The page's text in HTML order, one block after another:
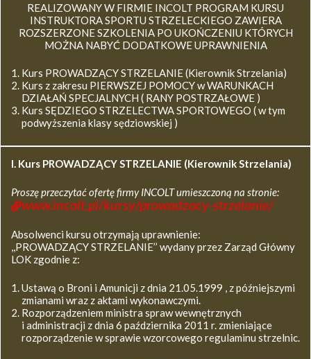
REALIZOWANY W FIRMIE INCOLT PROGRAM KURSU
INSTRUKTORA SPORTU STRZELECKIEGO ZAWIERA
ROZSZERZONE SZKOLENIA PO UKOŃCZENIU KTÓRYCH
MOŻNA NABYĆ DODATKOWE UPRAWNIENIA
Kurs PROWADZĄCY STRZELANIE (Kierownik Strzelania)
Kurs z zakresu PIERWSZEJ POMOCY w WARUNKACH
DZIAŁAŃ SPECJALNYCH ( RANY POSTRZAŁOWE )
Kurs SĘDZIEGO STRZELECTWA SPORTOWEGO ( w tym
podwyższenia klasy sędziowskiej )
I. Kurs PROWADZĄCY STRZELANIE (Kierownik Strzelania)
Proszę przeczytać ofertę firmy INCOLT umieszczoną na stronie:
www.incolt.pl/kursy/prowadzacy-strzelanie/
Absolwenci kursu otrzymają uprawnienie:
,,PROWADZĄCY STRZELANIE’’ wydany przez Zarząd Główny
LOK zgodnie z:
Ustawą o Broni i Amunicji z dnia 21.05.1999 , z późniejszymi
zmianami wraz z aktami wykonawczymi.
Rozporządzeniem ministra spraw wewnętrznych
i administracji z dnia 6 października 2011 r. zmieniające
rozporządzenie w sprawie wzorcowego regulaminu strzelnic.